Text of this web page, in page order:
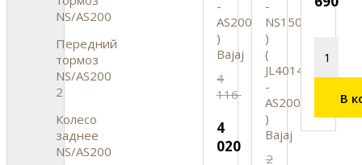
NS/AS200
Передний
тормоз
NS/AS200
2
Колесо
заднее
NS/AS200
-
AS200
)
Bajaj
4
116
4
020
-
NS150
)
(
JL401410
-
AS200
)
Bajaj
2
В